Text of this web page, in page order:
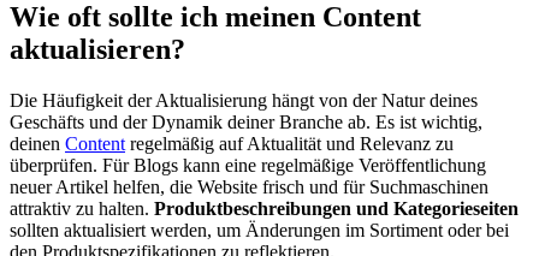
Wie oft sollte ich meinen Content
aktualisieren?
Die Häufigkeit der Aktualisierung hängt von der Natur deines
Geschäfts und der Dynamik deiner Branche ab. Es ist wichtig,
deinen Content regelmäßig auf Aktualität und Relevanz zu
überprüfen. Für Blogs kann eine regelmäßige Veröffentlichung
neuer Artikel helfen, die Website frisch und für Suchmaschinen
attraktiv zu halten. Produktbeschreibungen und Kategorieseiten
sollten aktualisiert werden, um Änderungen im Sortiment oder bei